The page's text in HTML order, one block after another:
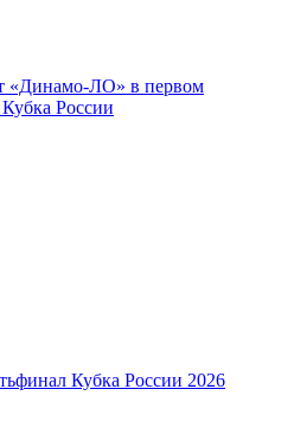
«Динамо-ЛО» в первом
России
Кубка России 2026